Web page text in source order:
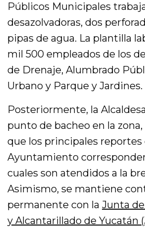
Públicos Municipales
desazolvadoras, dos
pipas de agua. La plantilla
mil 500 empleados de los
de Drenaje, Alumbrado
Urbano y Parque y Jardines.
Posteriormente, la
punto de bacheo en la
que los principales reportes
Ayuntamiento
cuales son atendidos a la
Asimismo, se mantiene
permanente con laJunta
y Alcantarillado de Yucatán